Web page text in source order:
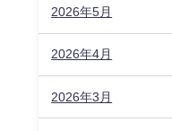
2026年5月
2026年4月
2026年3月